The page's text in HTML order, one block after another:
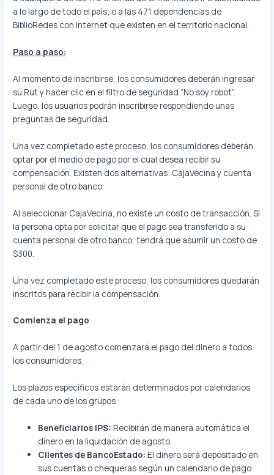
a lo largo de todo el país; o a las 471 dependencias de
BiblioRedes con internet que existen en el territorio nacional.
Paso a paso:
Al momento de inscribirse, los consumidores deberán ingresar
su Rut y hacer clic en el filtro de seguridad “No soy robot”.
Luego, los usuarios podrán inscribirse respondiendo unas
preguntas de seguridad.
Una vez completado este proceso, los consumidores deberán
optar por el medio de pago por el cual desea recibir su
compensación. Existen dos alternativas: CajaVecina y cuenta
personal de otro banco.
Al seleccionar CajaVecina, no existe un costo de transacción. Si
la persona opta por solicitar que el pago sea transferido a su
cuenta personal de otro banco, tendrá que asumir un costo de
$300.
Una vez completado este proceso, los consumidores quedarán
inscritos para recibir la compensación.
Comienza el pago
A partir del 1 de agosto comenzará el pago del dinero a todos
los consumidores.
Los plazos específicos estarán determinados por calendarios
de cada uno de los grupos:
Beneficiarios IPS: Recibirán de manera automática el
dinero en la liquidación de agosto.
Clientes de BancoEstado: El dinero será depositado en
sus cuentas o chequeras según un calendario de pago